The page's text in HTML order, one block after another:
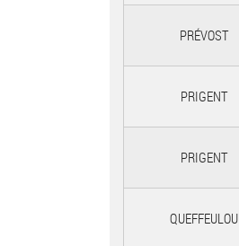
PRÉVOST
PRIGENT
PRIGENT
QUEFFEULOU